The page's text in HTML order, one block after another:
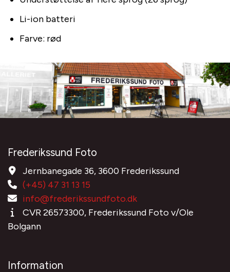
Li-ion batteri
Farve: rød
Frederikssund Foto
Jernbanegade 36, 3600 Frederikssund
(+45) 47 31 13 15
info@frederikssundfoto.dk
CVR 26573300, Frederikssund Foto v/Ole
Bolgann
Information